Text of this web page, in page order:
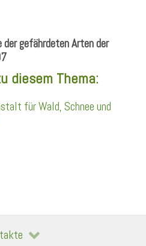
gefährdeten Arten der
diesem Thema:
für Wald, Schnee und